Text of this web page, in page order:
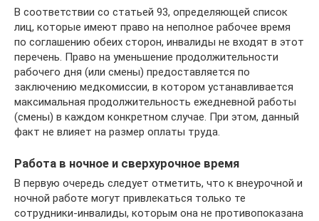
В соответствии со статьей 93, определяющей список
лиц, которые имеют право на неполное рабочее время
по соглашению обеих сторон, инвалиды не входят в этот
перечень. Право на уменьшение продолжительности
рабочего дня (или смены) предоставляется по
заключению медкомиссии, в котором устанавливается
максимальная продолжительность ежедневной работы
(смены) в каждом конкретном случае. При этом, данный
факт не влияет на размер оплаты труда.
Работа в ночное и сверхурочное время
В первую очередь следует отметить, что к внеурочной и
ночной работе могут привлекаться только те
сотрудники-инвалиды, которым она не противопоказана